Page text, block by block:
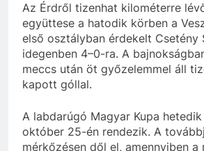
Az Érdről tizenhat kilométerre
együttese a hatodik körben a
első osztályban érdekelt Csetény
idegenben 4–0-ra. A
meccs után öt győzelemmel áll
kapott góllal.
A labdarúgó Magyar Kupa
október 25-én rendezik. A
mérkőzésen dől el, amennyiben a